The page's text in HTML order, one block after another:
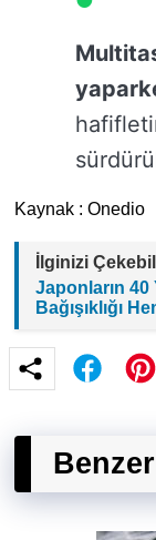
Kaynak : Onedio
İlginizi
Japonların 40
Bağışıklığı